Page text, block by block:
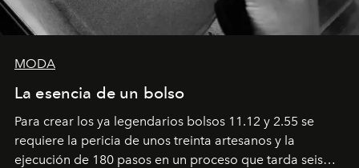
MODA
La esencia de un bolso
Para crear los ya legendarios bolsos 11.12 y 2.55 se
requiere la pericia de unos treinta artesanos y la
ejecución de 180 pasos en un proceso que tarda seis